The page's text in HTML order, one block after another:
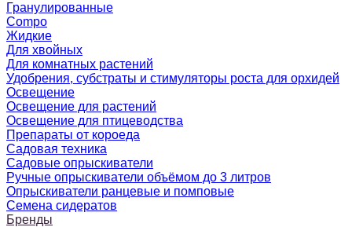
Гранулированные
Compo
Жидкие
Для хвойных
Для комнатных растений
Удобрения, субстраты и стимуляторы роста для орхидей
Освещение
Освещение для растений
Освещение для птицеводства
Препараты от короеда
Садовая техника
Садовые опрыскиватели
Ручные опрыскиватели объёмом до 3 литров
Опрыскиватели ранцевые и помповые
Семена сидератов
Бренды